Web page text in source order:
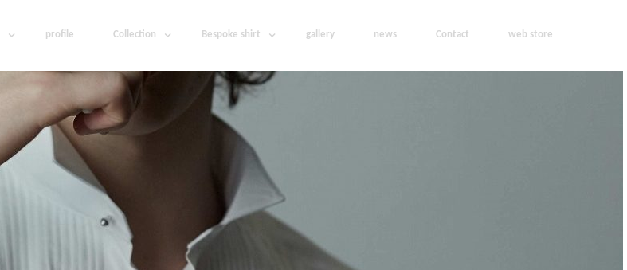
profile Collection Bespoke shirt gallery news Contact web store